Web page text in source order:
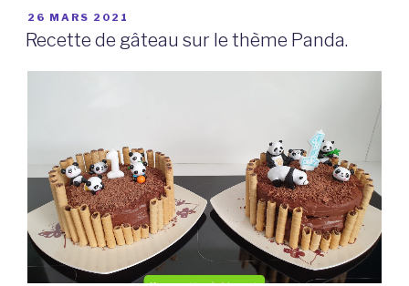
au
WW).
~
Recette~ »
PUBLIÉ
LE
26 MARS 2021
Recette de gâteau sur le thème Panda.